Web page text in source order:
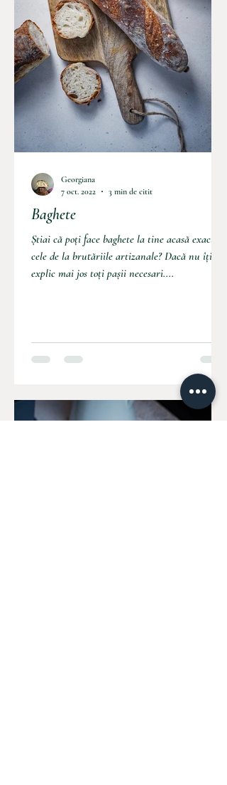
Baghete
Știai că poți face baghete la tine acasă exact ca
cele de la brutăriile artizanale? Dacă nu îți
explic mai jos toți pașii necesari....
Georgiana
7 oct. 2022
3 min de citit